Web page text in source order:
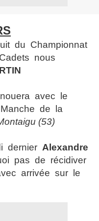
du Championnat
nous
avec le
de la
(53)
dernier Alexandre
pas de récidiver
arrivée sur le